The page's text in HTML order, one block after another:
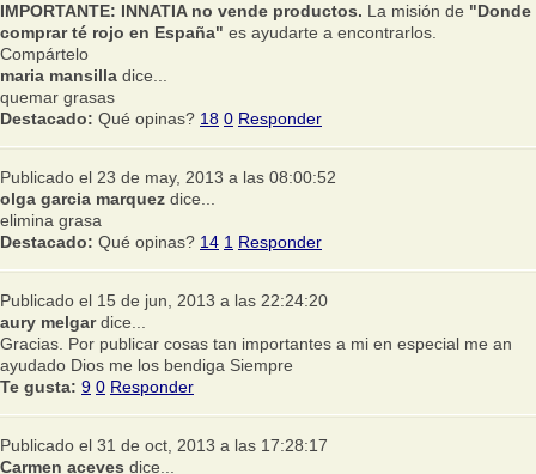
IMPORTANTE: INNATIA no vende productos. La misión de "Donde
comprar té rojo en España" es ayudarte a encontrarlos.
Compártelo
maria mansilla dice...
quemar grasas
Destacado: Qué opinas? 18 0 Responder
Publicado el 23 de may, 2013 a las 08:00:52
olga garcia marquez dice...
elimina grasa
Destacado: Qué opinas? 14 1 Responder
Publicado el 15 de jun, 2013 a las 22:24:20
aury melgardice...
Gracias. Por publicar cosas tan importantes a mi en especial me an
ayudado Dios me los bendiga Siempre
Te gusta: 9 0 Responder
Publicado el 31 de oct, 2013 a las 17:28:17
Carmen aceves dice...